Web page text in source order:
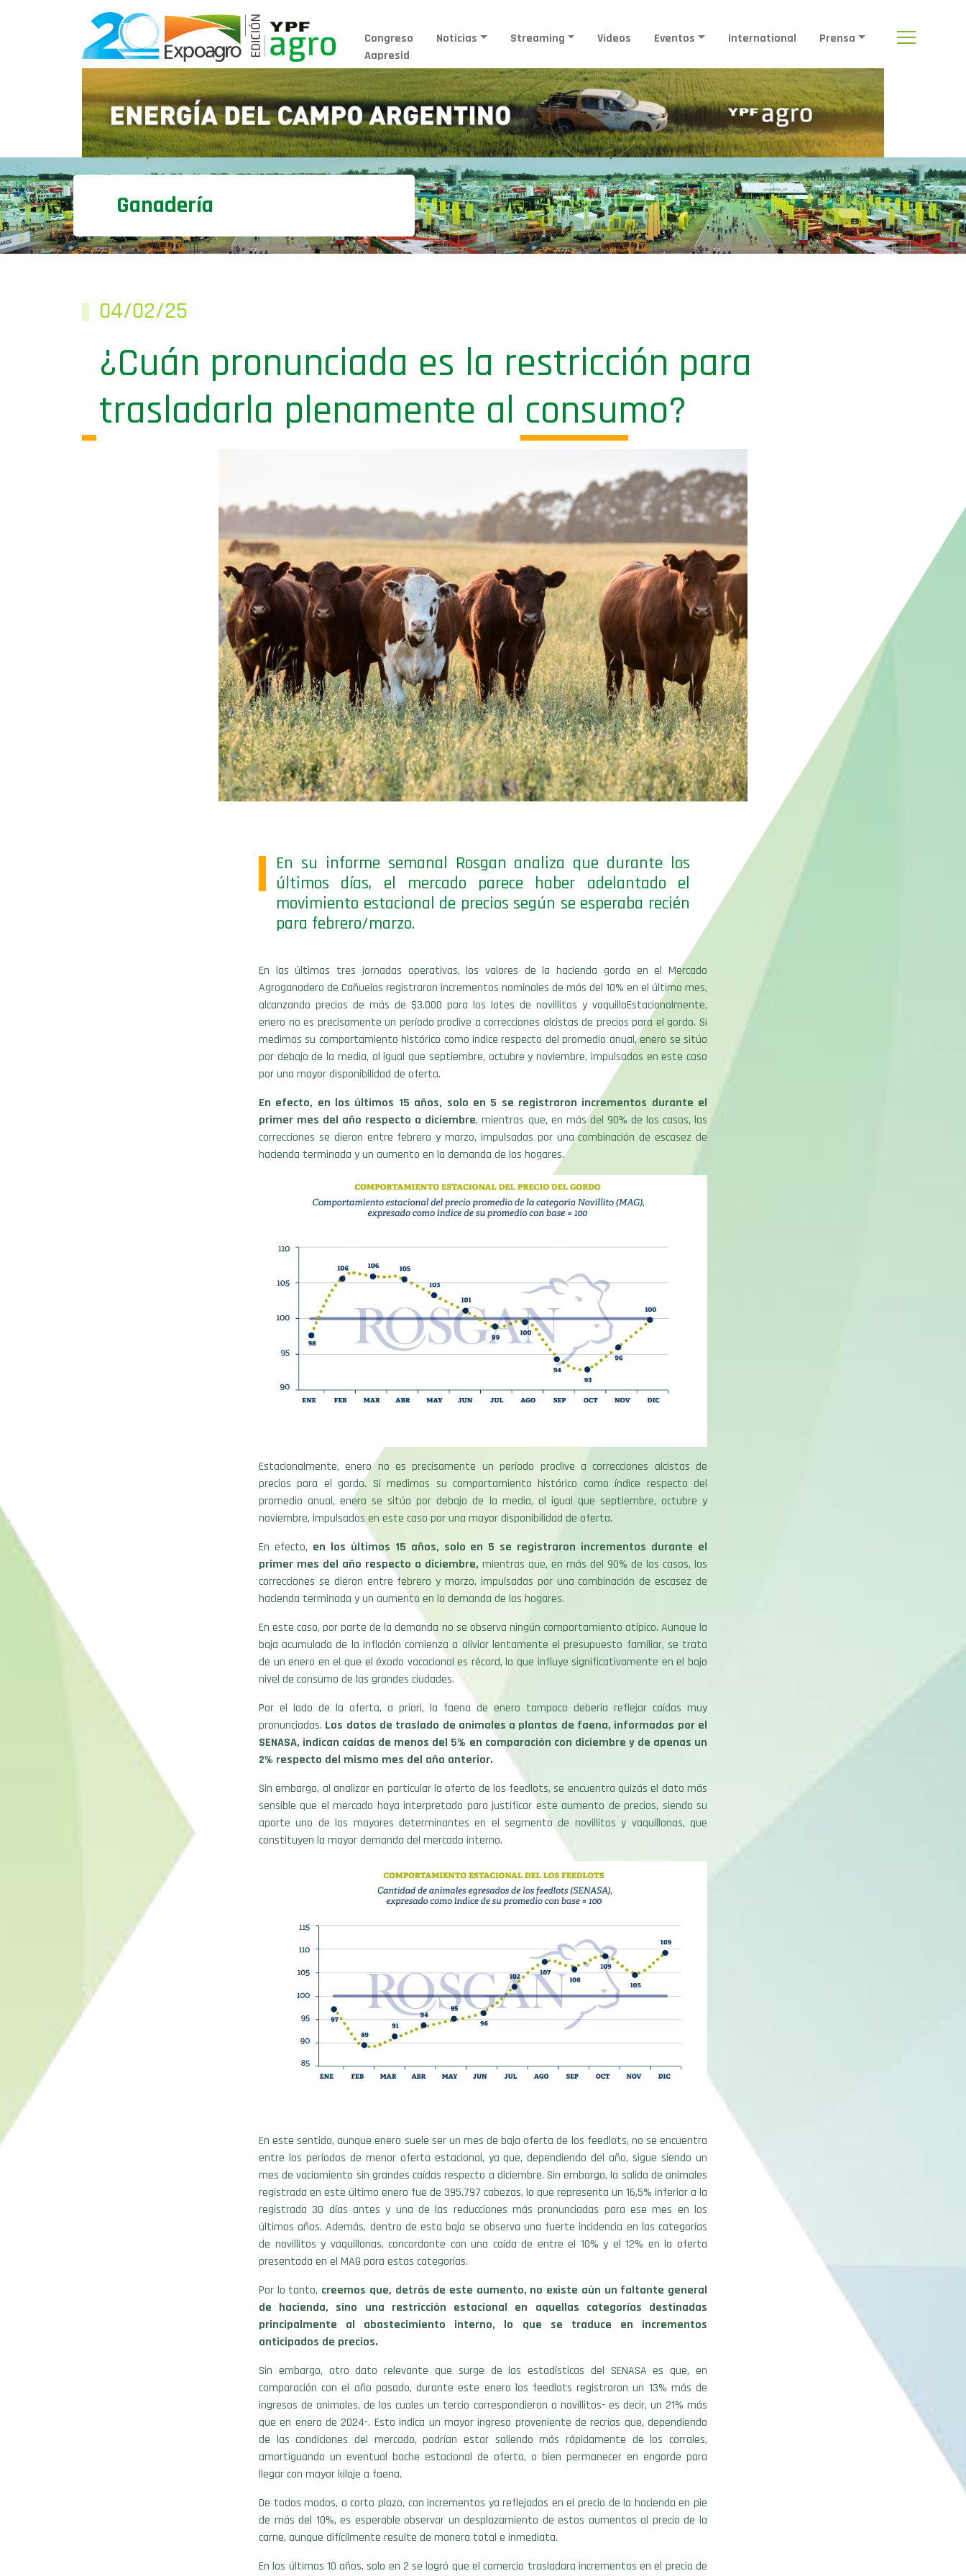
Congreso
Aapresid
Noticias Streaming Videos Eventos International Prensa
Ganadería
04/02/25
¿Cuán pronunciada es la restricción para
trasladarla plenamente al consumo?
En su informe semanal Rosgan analiza que durante los
últimos días, el mercado parece haber adelantado el
movimiento estacional de precios según se esperaba recién
para febrero/marzo.
En las últimas tres jornadas operativas, los valores de la hacienda gorda en el Mercado
Agroganadero de Cañuelas registraron incrementos nominales de más del 10% en el último mes,
alcanzando precios de más de $3.000 para los lotes de novillitos y vaquilloEstacionalmente,
enero no es precisamente un período proclive a correcciones alcistas de precios para el gordo. Si
medimos su comportamiento histórico como índice respecto del promedio anual, enero se sitúa
por debajo de la media, al igual que septiembre, octubre y noviembre, impulsados en este caso
por una mayor disponibilidad de oferta.
En efecto, en los últimos 15 años, solo en 5 se registraron incrementos durante el
primer mes del año respecto a diciembre, mientras que, en más del 90% de los casos, las
correcciones se dieron entre febrero y marzo, impulsadas por una combinación de escasez de
hacienda terminada y un aumento en la demanda de los hogares.
Estacionalmente, enero no es precisamente un período proclive a correcciones alcistas de
precios para el gordo. Si medimos su comportamiento histórico como índice respecto del
promedio anual, enero se sitúa por debajo de la media, al igual que septiembre, octubre y
noviembre, impulsados en este caso por una mayor disponibilidad de oferta.
En efecto, en los últimos 15 años, solo en 5 se registraron incrementos durante el
primer mes del año respecto a diciembre, mientras que, en más del 90% de los casos, las
correcciones se dieron entre febrero y marzo, impulsadas por una combinación de escasez de
hacienda terminada y un aumento en la demanda de los hogares.
En este caso, por parte de la demanda no se observa ningún comportamiento atípico. Aunque la
baja acumulada de la inflación comienza a aliviar lentamente el presupuesto familiar, se trata
de un enero en el que el éxodo vacacional es récord, lo que influye significativamente en el bajo
nivel de consumo de las grandes ciudades.
Por el lado de la oferta, a priori, la faena de enero tampoco debería reflejar caídas muy
pronunciadas. Los datos de traslado de animales a plantas de faena, informados por el
SENASA, indican caídas de menos del 5% en comparación con diciembre y de apenas un
2% respecto del mismo mes del año anterior.
Sin embargo, al analizar en particular la oferta de los feedlots, se encuentra quizás el dato más
sensible que el mercado haya interpretado para justificar este aumento de precios, siendo su
aporte uno de los mayores determinantes en el segmento de novillitos y vaquillonas, que
constituyen la mayor demanda del mercado interno.
En este sentido, aunque enero suele ser un mes de baja oferta de los feedlots, no se encuentra
entre los períodos de menor oferta estacional, ya que, dependiendo del año, sigue siendo un
mes de vaciamiento sin grandes caídas respecto a diciembre. Sin embargo, la salida de animales
registrada en este último enero fue de 395.797 cabezas, lo que representa un 16,5% inferior a la
registrada 30 días antes y una de las reducciones más pronunciadas para ese mes en los
últimos años. Además, dentro de esta baja se observa una fuerte incidencia en las categorías
de novillitos y vaquillonas, concordante con una caída de entre el 10% y el 12% en la oferta
presentada en el MAG para estas categorías.
Por lo tanto, creemos que, detrás de este aumento, no existe aún un faltante general
de hacienda, sino una restricción estacional en aquellas categorías destinadas
principalmente al abastecimiento interno, lo que se traduce en incrementos
anticipados de precios.
Sin embargo, otro dato relevante que surge de las estadísticas del SENASA es que, en
comparación con el año pasado, durante este enero los feedlots registraron un 13% más de
ingresos de animales, de los cuales un tercio correspondieron a novillitos- es decir, un 21% más
que en enero de 2024-. Esto indica un mayor ingreso proveniente de recrías que, dependiendo
de las condiciones del mercado, podrían estar saliendo más rápidamente de los corrales,
amortiguando un eventual bache estacional de oferta, o bien permanecer en engorde para
llegar con mayor kilaje a faena.
De todos modos, a corto plazo, con incrementos ya reflejados en el precio de la hacienda en pie
de más del 10%, es esperable observar un desplazamiento de estos aumentos al precio de la
carne, aunque difícilmente resulte de manera total e inmediata.
En los últimos 10 años, solo en 2 se logró que el comercio trasladara incrementos en el precio de